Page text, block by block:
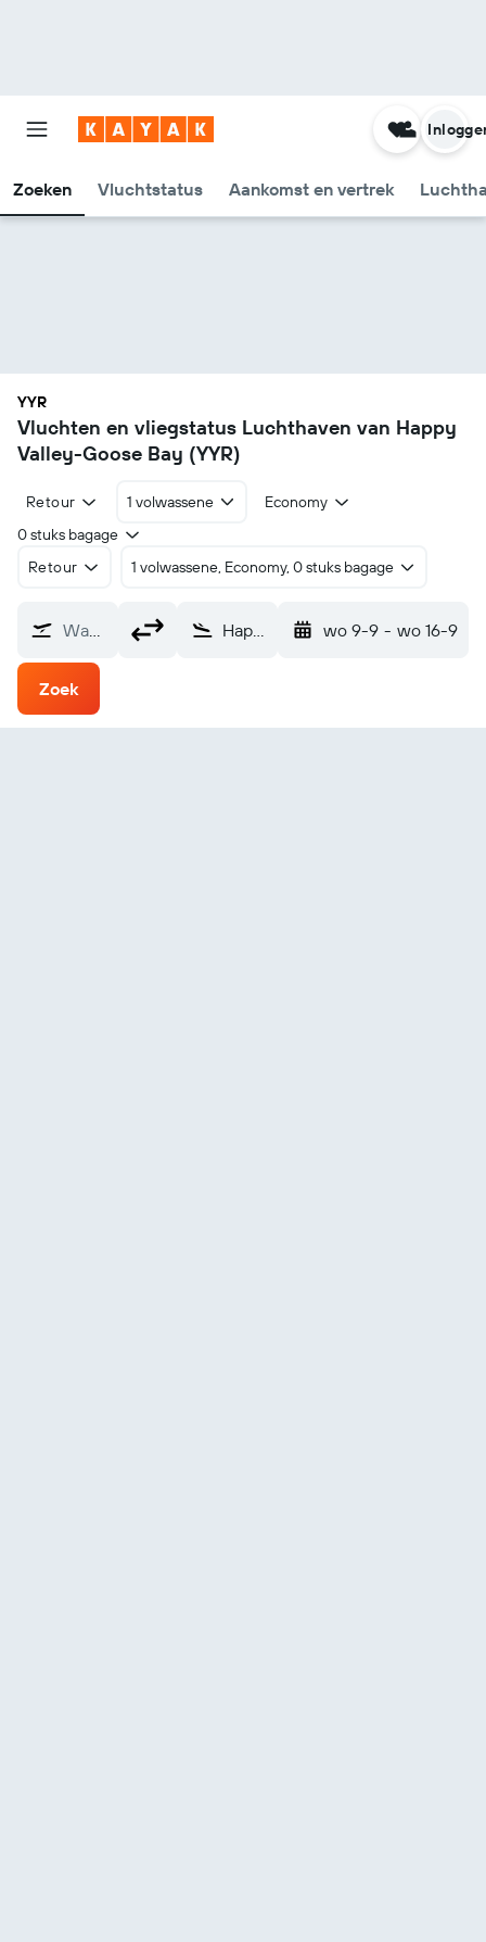
Zoeken Vluchtstatus Aankomst en vertrek
YYR
Vluchten en vliegstatus Luchthaven van Happy
Valley-Goose Bay (YYR)
Retour 1 volwassene
Economy
0 stuks bagage
Retour
1 volwassene, Economy, 0 stuks bagage
Waarvandaan? Happy Valley-Goose Bay (YYR) wo 9-9 - wo 16-9
Zoek